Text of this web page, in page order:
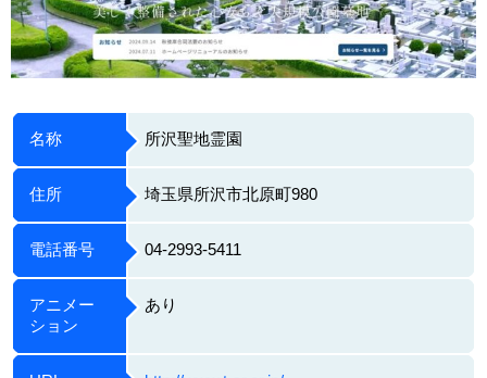
名称 所沢聖地霊園
住所 埼玉県所沢市北原町980
電話番号 04-2993-5411
アニメー
ション
あり